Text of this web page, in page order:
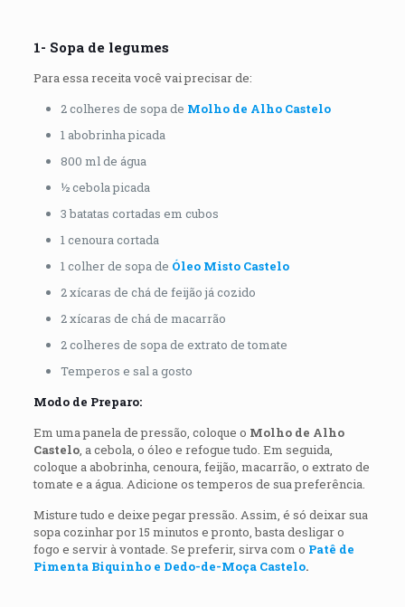
1- Sopa de legumes
Para essa receita você vai precisar de:
2 colheres de sopa de Molho de Alho Castelo
1 abobrinha picada
800 ml de água
½ cebola picada
3 batatas cortadas em cubos
1 cenoura cortada
1 colher de sopa de Óleo Misto Castelo
2 xícaras de chá de feijão já cozido
2 xícaras de chá de macarrão
2 colheres de sopa de extrato de tomate
Temperos e sal a gosto
Modo de Preparo:
Em uma panela de pressão, coloque o Molho de Alho
Castelo, a cebola, o óleo e refogue tudo. Em seguida,
coloque a abobrinha, cenoura, feijão, macarrão, o extrato de
tomate e a água. Adicione os temperos de sua preferência.
Misture tudo e deixe pegar pressão. Assim, é só deixar sua
sopa cozinhar por 15 minutos e pronto, basta desligar o
fogo e servir à vontade. Se preferir, sirva com o Patê de
Pimenta Biquinho e Dedo-de-Moça Castelo.